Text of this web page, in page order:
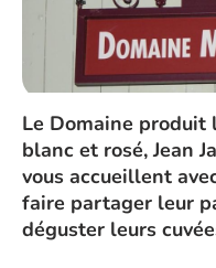
Le Domaine produit
blanc et rosé, Jean
vous accueillent
faire partager leur
déguster leurs